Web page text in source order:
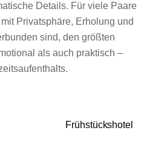
Details. Für viele Paare
Privatsphäre, Erholung und
sind, den größten
als auch praktisch –
Frühstückshotel